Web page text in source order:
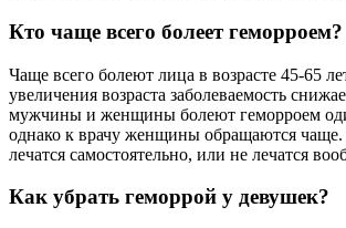
Кто чаще всего болеет геморроем?
Чаще всего болеют лица в возрасте 45-65
увеличения возраста заболеваемость
мужчины и женщины болеют геморроем
однако к врачу женщины обращаются
лечатся самостоятельно, или не лечатся
Как убрать геморрой у девушек?